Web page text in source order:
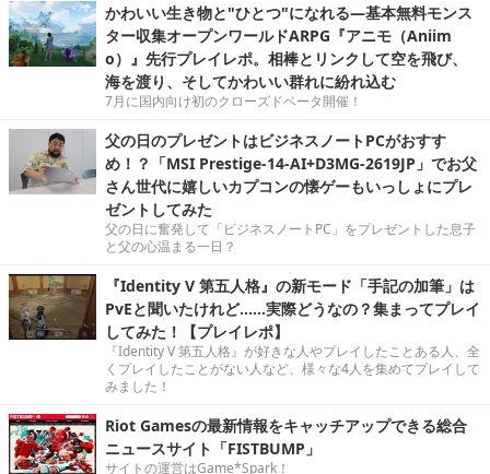
かわいい生き物と"ひとつ"になれる―基本無料モンス
ター収集オープンワールドARPG『アニモ（Aniim
o）』先行プレイレポ。相棒とリンクして空を飛び、
海を渡り、そしてかわいい群れに紛れ込む
7月に国内向け初のクローズドベータ開催！
父の日のプレゼントはビジネスノートPCがおすす
め！？「MSI Prestige-14-AI+D3MG-2619JP」でお父
さん世代に嬉しいカプコンの懐ゲーもいっしょにプレ
ゼントしてみた
父の日に奮発して「ビジネスノートPC」をプレゼントした息子
と父の心温まる一日？
『Identity V 第五人格』の新モード「手記の加筆」は
PvEと聞いたけれど……実際どうなの？集まってプレイ
してみた！【プレイレポ】
『Identity V 第五人格』が好きな人やプレイしたことある人、全
くプレイしたことがない人など、様々な4人を集めてプレイして
みました！
Riot Gamesの最新情報をキャッチアップできる総合
ニュースサイト「FISTBUMP」
サイトの運営はGame*Spark！